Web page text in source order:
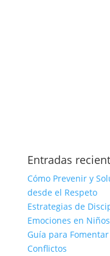
Entradas
Cómo Prevenir y
desde el Respeto
Estrategias de
Emociones en
Guía para
Conflictos